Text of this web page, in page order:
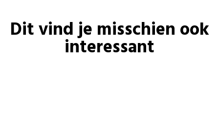
Dit vind je misschien ook
interessant